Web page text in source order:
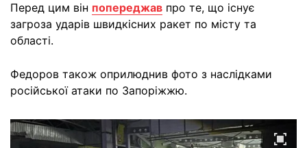
Перед цим він попереджав про те, що існує
загроза ударів швидкісних ракет по місту та
області.
Федоров також оприлюднив фото з наслідками
російської атаки по Запоріжжю.